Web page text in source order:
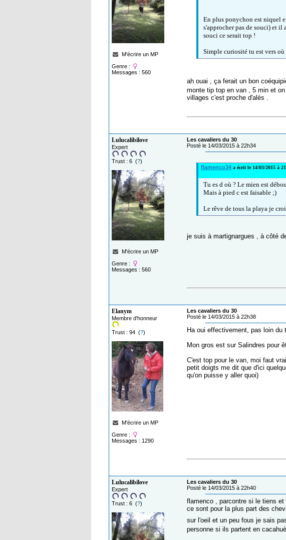
M'écrire un MP
Genre :
Messages : 560
En plus ponychon est niquel
s'approcher pas de souci) et
souci ce serait top !
Simple curiosité tu est vers où
ah ouai , ça ferait un bon
monte tip top en van , 5 min et
villages c'est proche d'alès .
Lulucalibilove
Expert
Trust : 6 (?)
M'écrire un MP
Genre :
Messages : 560
Les cavaliers du 30
Posté le 14/03/2015 à 22h34
flamenco34 a écrit le 14/03/2015 à
Tu es d où ? Le mien est
Mais à pied c est faisable ;)
Le rêve de tous la playa je
je suis à martignargues , à côté
Elanym
Membre d'honneur
Trust : 94 (?)
M'écrire un MP
Genre :
Messages : 1290
Les cavaliers du 30
Posté le 14/03/2015 à 22h38
Ha oui effectivement, pas loin du
Mon gros est sur Salindres pour
C'est top pour le van, moi faut
petit doigts me dit que d'ici
qu'on puisse y aller quoi)
Lulucalibilove
Expert
Trust : 6 (?)
Les cavaliers du 30
Posté le 14/03/2015 à 22h40
flamenco , parcontre si le tiens
ce sont pour la plus part des
sur l'oeil et un peu fous je sais
personne si ils partent en